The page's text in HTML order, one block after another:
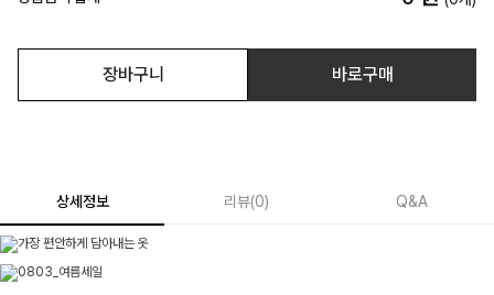
장바구니 바로구매
상세정보 리뷰(0) Q&A